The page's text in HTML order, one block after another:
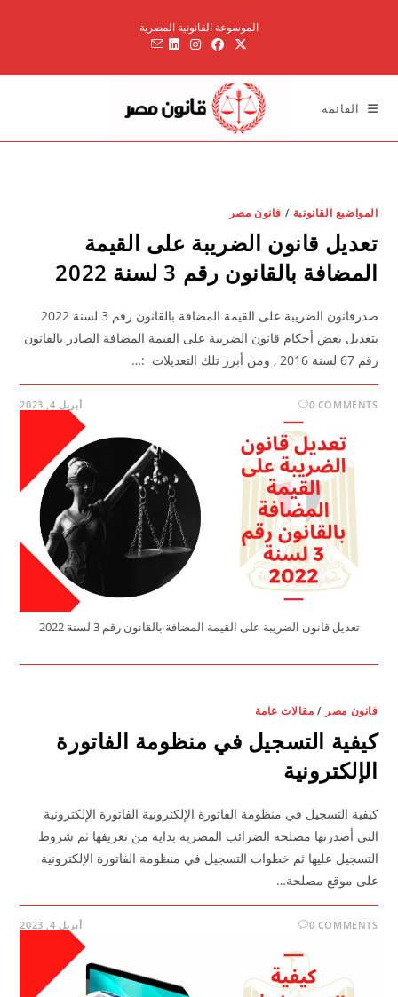
الموسوعة القانونية المصرية
القائمة
المواضيع القانونية / قانون مصر
تعديل قانون الضريبة على القيمة
المضافة بالقانون رقم 3 لسنة 2022
صدرقانون الضريبة على القيمة المضافة بالقانون رقم 3 لسنة 2022
بتعديل بعض أحكام قانون الضريبة على القيمة المضافة الصادر بالقانون
رقم 67 لسنة 2016 , ومن أبرز تلك التعديلات :…
0 COMMENTS أبريل 4, 2023
تعديل قانون الضريبة على القيمة المضافة بالقانون رقم 3 لسنة 2022
قانون مصر / مقالات عامة
كيفية التسجيل في منظومة الفاتورة
الإلكترونية
كيفية التسجيل في منظومة الفاتورة الإلكترونية الفاتورة الإلكترونية
التي أصدرتها مصلحة الضرائب المصرية بداية من تعريفها ثم شروط
التسجيل عليها ثم خطوات التسجيل في منظومة الفاتورة الإلكترونية
على موقع مصلحة…
0 COMMENTS أبريل 4, 2023